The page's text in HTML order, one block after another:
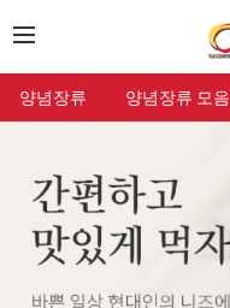
양념장류 양념장류 모음